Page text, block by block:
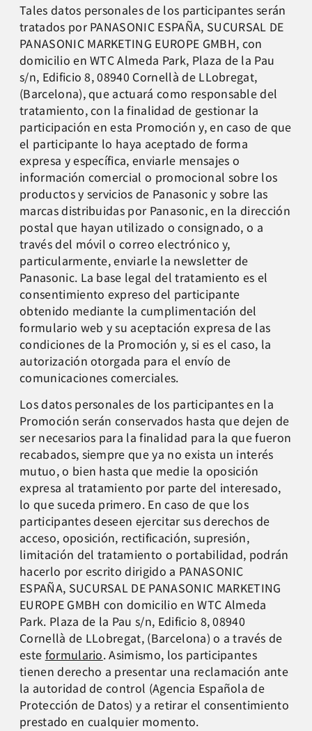
Tales datos personales de los participantes serán
tratados por PANASONIC ESPAÑA, SUCURSAL DE
PANASONIC MARKETING EUROPE GMBH, con
domicilio en WTC Almeda Park, Plaza de la Pau
s/n, Edificio 8, 08940 Cornellà de LLobregat,
(Barcelona), que actuará como responsable del
tratamiento, con la finalidad de gestionar la
participación en esta Promoción y, en caso de que
el participante lo haya aceptado de forma
expresa y específica, enviarle mensajes o
información comercial o promocional sobre los
productos y servicios de Panasonic y sobre las
marcas distribuidas por Panasonic, en la dirección
postal que hayan utilizado o consignado, o a
través del móvil o correo electrónico y,
particularmente, enviarle la newsletter de
Panasonic. La base legal del tratamiento es el
consentimiento expreso del participante
obtenido mediante la cumplimentación del
formulario web y su aceptación expresa de las
condiciones de la Promoción y, si es el caso, la
autorización otorgada para el envío de
comunicaciones comerciales.
Los datos personales de los participantes en la
Promoción serán conservados hasta que dejen de
ser necesarios para la finalidad para la que fueron
recabados, siempre que ya no exista un interés
mutuo, o bien hasta que medie la oposición
expresa al tratamiento por parte del interesado,
lo que suceda primero. En caso de que los
participantes deseen ejercitar sus derechos de
acceso, oposición, rectificación, supresión,
limitación del tratamiento o portabilidad, podrán
hacerlo por escrito dirigido a PANASONIC
ESPAÑA, SUCURSAL DE PANASONIC MARKETING
EUROPE GMBH con domicilio en WTC Almeda
Park. Plaza de la Pau s/n, Edificio 8, 08940
Cornellà de LLobregat, (Barcelona) o a través de
este formulario. Asimismo, los participantes
tienen derecho a presentar una reclamación ante
la autoridad de control (Agencia Española de
Protección de Datos) y a retirar el consentimiento
prestado en cualquier momento.